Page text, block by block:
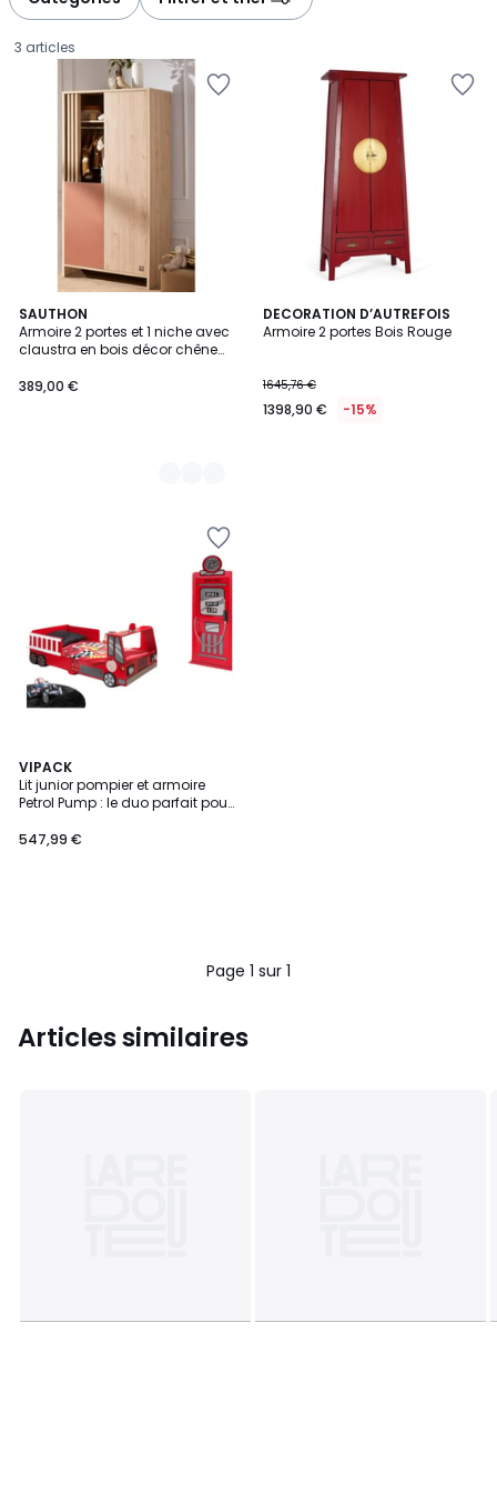
3 articles
SAUTHON
Armoire 2 portes et 1 niche avec
claustra en bois décor chêne
€.
389,00 €
3
Couleurs
DECORATION D’AUTREFOIS
Armoire 2 portes Bois Rouge
1645,76 €
1398,90 € -15%
VIPACK
Lit junior pompier et armoire
Petrol Pump : le duo parfait pour
547,99 €
Page 1 sur 1
Articles similaires